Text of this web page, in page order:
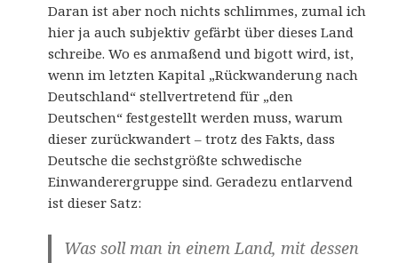
Daran ist aber noch nichts schlimmes, zumal ich
hier ja auch subjektiv gefärbt über dieses Land
schreibe. Wo es anmaßend und bigott wird, ist,
wenn im letzten Kapital „Rückwanderung nach
Deutschland“ stellvertretend für „den
Deutschen“ festgestellt werden muss, warum
dieser zurückwandert – trotz des Fakts, dass
Deutsche die sechstgrößte schwedische
Einwanderergruppe sind. Geradezu entlarvend
ist dieser Satz:
Was soll man in einem Land, mit dessen